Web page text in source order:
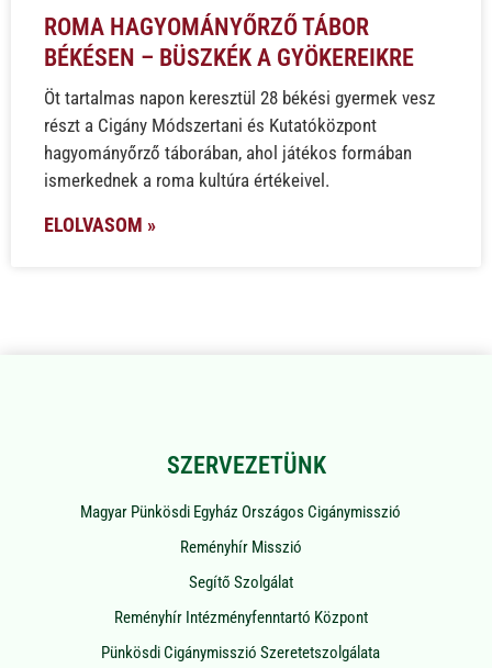
ROMA HAGYOMÁNYŐRZŐ TÁBOR
BÉKÉSEN – BÜSZKÉK A GYÖKEREIKRE
Öt tartalmas napon keresztül 28 békési gyermek vesz
részt a Cigány Módszertani és Kutatóközpont
hagyományőrző táborában, ahol játékos formában
ismerkednek a roma kultúra értékeivel.
ELOLVASOM »
SZERVEZETÜNK
Magyar Pünkösdi Egyház Országos Cigánymisszió
Reményhír Misszió
Segítő Szolgálat
Reményhír Intézményfenntartó Központ
Pünkösdi Cigánymisszió Szeretetszolgálata